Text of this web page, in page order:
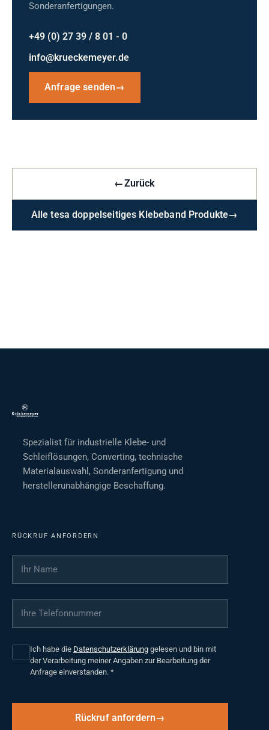
Sonderanfertigungen.
+49 (0) 27 39 / 8 01 - 0
info@krueckemeyer.de
Anfrage senden→
←Zurück
Alle tesa doppelseitiges Klebeband Produkte→
Spezialist für industrielle Klebe- und
Schleiflösungen, Converting, technische
Materialauswahl, Sonderanfertigung und
herstellerunabhängige Beschaffung.
RÜCKRUF ANFORDERN
Ihr Name
Ihre Telefonnummer
Ich habe die Datenschutzerklärung gelesen und bin mit
der Verarbeitung meiner Angaben zur Bearbeitung der
Anfrage einverstanden. *
Rückruf anfordern